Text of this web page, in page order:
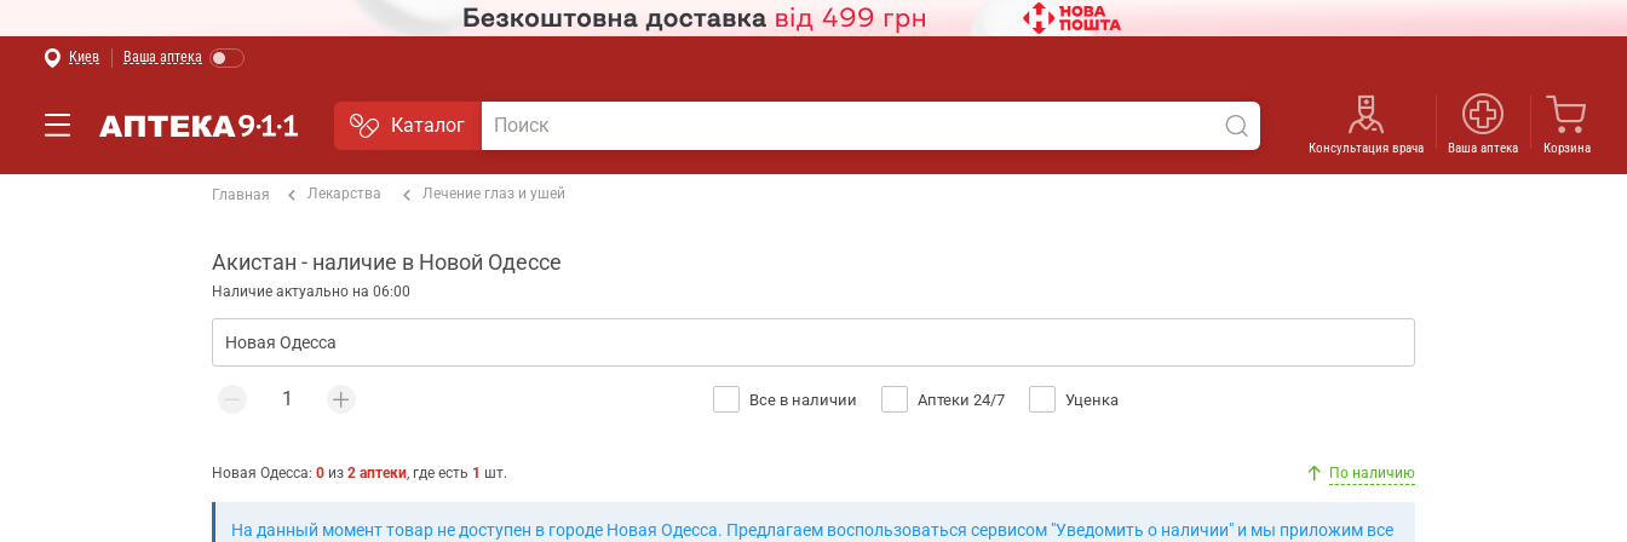
Киев Ваша аптека
Каталог
Консультация врача Ваша аптека Корзина
Главная Лекарства Лечение глаз и ушей
Акистан - наличие в Новой Одессе
Наличие актуально на 06:00
Все в наличии Аптеки 24/7 Уценка
Новая Одесса: 0 из 2 аптеки, где есть 1 шт. По наличию
На данный момент товар не доступен в городе Новая Одесса. Предлагаем воспользоваться сервисом "Уведомить о наличии" и мы приложим все